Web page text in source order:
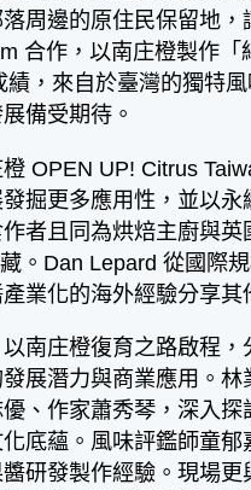
周邊的原住民保留地
合作，以南庄橙製作
，來自於臺灣的獨特
備受期待。
UP! Citrus
掘更多應用性，並以
者且同為烘焙主廚與
。Dan Lepard 從國際
業化的海外經驗分享其
庄橙復育之路啟程，
展潛力與商業應用。
、作家蕭秀琴，深入
底蘊。風味評鑑師童
研發製作經驗。現場